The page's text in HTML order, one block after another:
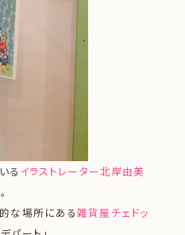
る イラストレーター北岸由美
な場所にある雑貨屋チェドッ